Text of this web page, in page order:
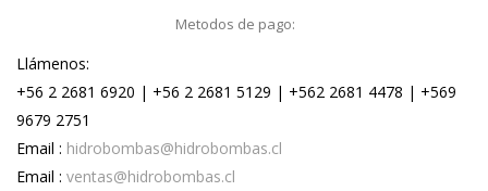
Metodos de pago:
Llámenos:
+56 2 2681 6920 | +56 2 2681 5129 | +562 2681 4478 | +569
9679 2751
Email : hidrobombas@hidrobombas.cl
Email : ventas@hidrobombas.cl